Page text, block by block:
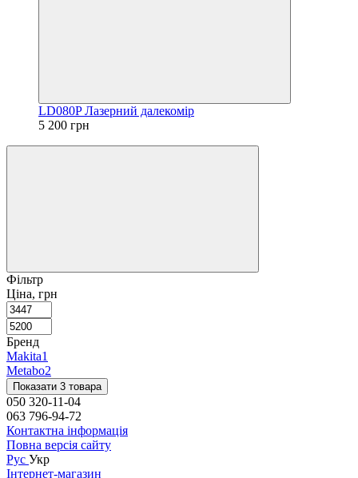
LD080P Лазерний далекомір
5 200 грн
Фільтр
Ціна, грн
Бренд
Makita1
Metabo2
Показати 3 товара
050 320-11-04
063 796-94-72
Контактна інформація
Повна версія сайту
Рус Укр
Інтернет-магазин